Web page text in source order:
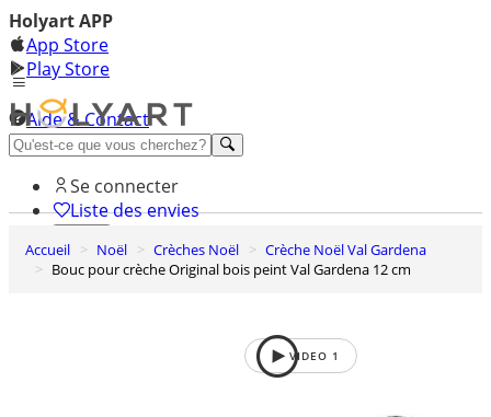
Holyart APP
App Store
Play Store
Aide & Contact
Découvrez Premium
Se connecter
Liste des envies
0
Panier
Accueil Noël Crèches Noël
Crèche Noël Val Gardena
Bouc pour crèche Original bois peint Val Gardena 12 cm
VIDEO 1